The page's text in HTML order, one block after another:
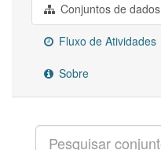
Conjuntos de dados
Fluxo de Atividades
Sobre